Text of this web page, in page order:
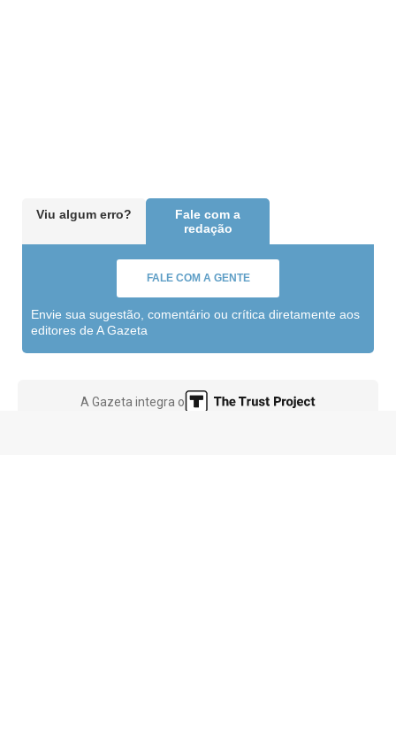
Viu algum erro?
Fale com a
redação
FALE COM A GENTE
Envie sua sugestão, comentário ou crítica diretamente aos
editores de A Gazeta
A Gazeta integra o